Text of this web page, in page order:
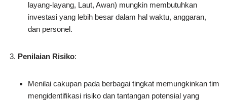
layang-layang, Laut, Awan) mungkin membutuhkan
investasi yang lebih besar dalam hal waktu, anggaran,
dan personel.
Penilaian Risiko:
Menilai cakupan pada berbagai tingkat memungkinkan tim
mengidentifikasi risiko dan tantangan potensial yang